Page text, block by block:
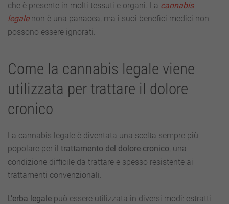
che è presente in molti tessuti e organi. La cannabis
legalenon è una panacea, ma i suoi benefici medici non
possono essere ignorati.
Come la cannabis legale viene
utilizzata per trattare il dolore
cronico
La cannabis legale è diventata una scelta sempre più
popolare per il trattamento del dolore cronico, una
condizione difficile da trattare e spesso resistente ai
trattamenti convenzionali.
L’erba legale può essere utilizzata in diversi modi: estratti